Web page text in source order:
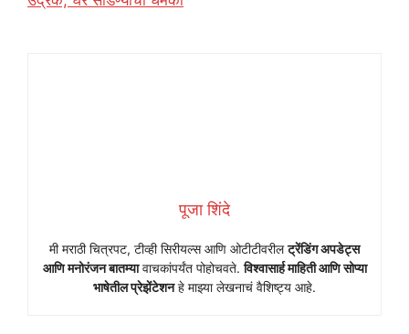
पूजा शिंदे
मी मराठी चित्रपट, टीव्ही सिरीयल्स आणि ओटीटीवरीलट्रेंडिंग अपडेट्स
आणि मनोरंजन बातम्यावाचकांपर्यंत पोहोचवते.विश्वासार्ह माहिती आणि सोप्या
भाषेतील प्रेझेंटेशनहे माझ्या लेखनाचं वैशिष्ट्य आहे.